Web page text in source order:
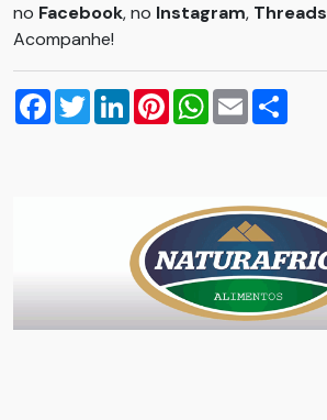
no Facebook, no Instagram, Threads
Acompanhe!
Facebook
TwitterLinkedInPinterestWhatsApp
Email